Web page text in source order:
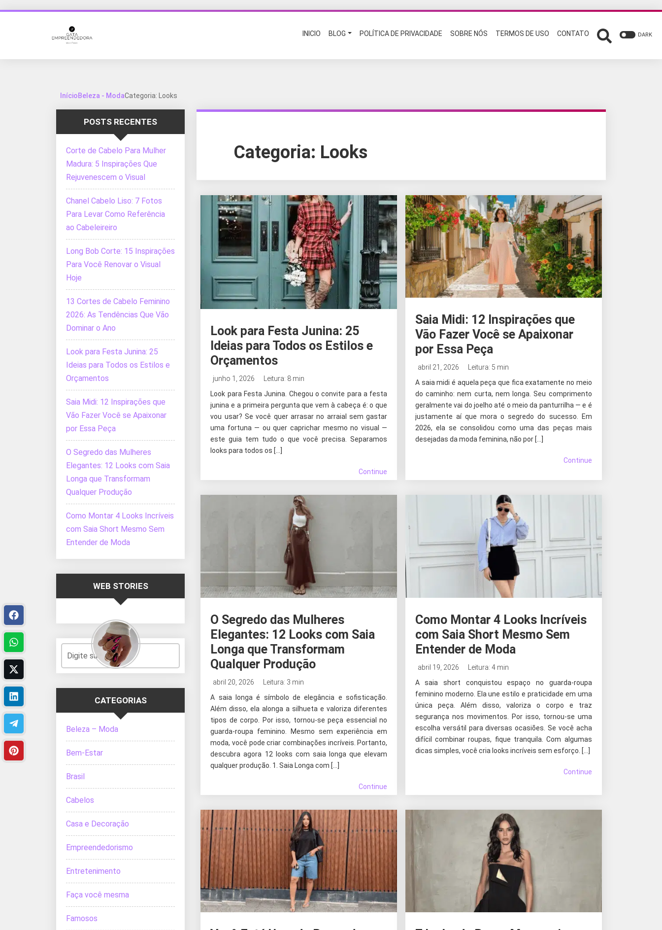
INICIO BLOG POLÍTICA DE PRIVACIDADE SOBRE NÓS TERMOS DE USO CONTATO DARK
InícioBeleza - ModaCategoria: Looks
Categoria: Looks
Look para Festa Junina: 25
Ideias para Todos os Estilos e
Orçamentos
junho 1, 2026
Leitura: 8 min
Look para Festa Junina. Chegou o convite para a festa
junina e a primeira pergunta que vem à cabeça é: o que
vou usar? Se você quer arrasar no arraial sem gastar
uma fortuna — ou quer caprichar mesmo no visual —
este guia tem tudo o que você precisa. Separamos
looks para todos os […]
Continue
Saia Midi: 12 Inspirações que
Vão Fazer Você se Apaixonar
por Essa Peça
abril 21, 2026
Leitura: 5 min
A saia midi é aquela peça que fica exatamente no meio
do caminho: nem curta, nem longa. Seu comprimento
geralmente vai do joelho até o meio da panturrilha — e é
justamente aí que mora o segredo do sucesso. Em
2026, ela se consolidou como uma das peças mais
desejadas da moda feminina, não por […]
Continue
O Segredo das Mulheres
Elegantes: 12 Looks com Saia
Longa que Transformam
Qualquer Produção
abril 20, 2026
Leitura: 3 min
A saia longa é símbolo de elegância e sofisticação.
Além disso, ela alonga a silhueta e valoriza diferentes
tipos de corpo. Por isso, tornou-se peça essencial no
guarda-roupa feminino. Mesmo sem experiência em
moda, você pode criar combinações incríveis. Portanto,
descubra agora 12 looks com saia longa que elevam
qualquer produção. 1. Saia Longa com […]
Continue
Como Montar 4 Looks Incríveis
com Saia Short Mesmo Sem
Entender de Moda
abril 19, 2026
Leitura: 4 min
A saia short conquistou espaço no guarda-roupa
feminino moderno. Ela une estilo e praticidade em uma
única peça. Além disso, valoriza o corpo e traz
segurança nos movimentos. Por isso, tornou-se uma
escolha versátil para diversas ocasiões. Se você acha
difícil combinar roupas, fique tranquila. Com algumas
dicas simples, você cria looks incríveis sem esforço. […]
Continue
POSTS RECENTES
Corte de Cabelo Para Mulher
Madura: 5 Inspirações Que
Rejuvenescem o Visual
Chanel Cabelo Liso: 7 Fotos
Para Levar Como Referência
ao Cabeleireiro
Long Bob Corte: 15 Inspirações
Para Você Renovar o Visual
Hoje
13 Cortes de Cabelo Feminino
2026: As Tendências Que Vão
Dominar o Ano
Look para Festa Junina: 25
Ideias para Todos os Estilos e
Orçamentos
Saia Midi: 12 Inspirações que
Vão Fazer Você se Apaixonar
por Essa Peça
O Segredo das Mulheres
Elegantes: 12 Looks com Saia
Longa que Transformam
Qualquer Produção
Como Montar 4 Looks Incríveis
com Saia Short Mesmo Sem
Entender de Moda
WEB STORIES
CATEGORIAS
Beleza – Moda
Bem-Estar
Brasil
Cabelos
Casa e Decoração
Empreendedorismo
Entretenimento
Faça você mesma
Famosos